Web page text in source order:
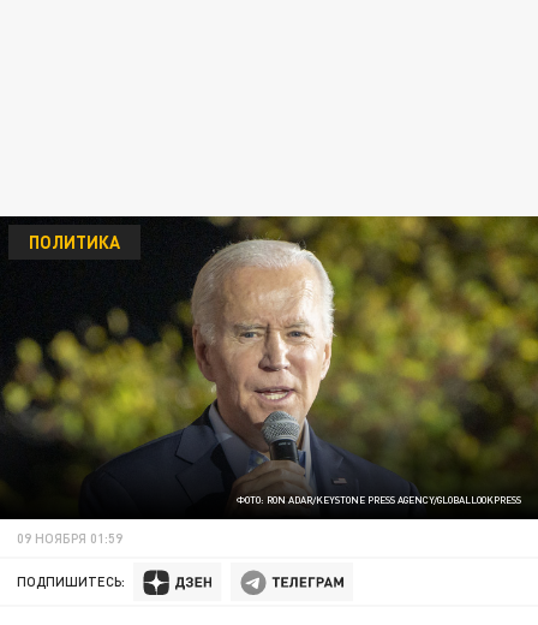
ФОТО: RON ADAR/KEYSTONE PRESS AGENCY/GLOBALLOOKPRESS
ПОЛИТИКА
09 НОЯБРЯ 01:59
ПОДПИШИТЕСЬ: